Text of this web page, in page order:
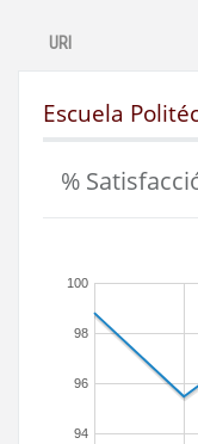
URI
Escuela
%
94
96
98
100